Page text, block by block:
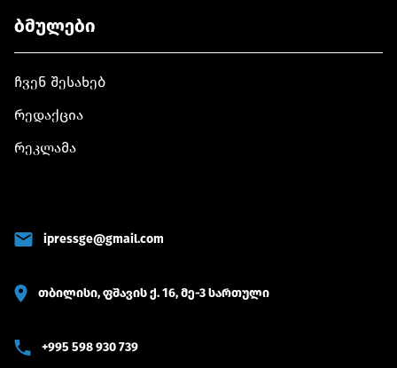
ბმულები
ჩვენ შესახებ
რედაქცია
რეკლამა
ipressge@gmail.com
თბილისი, ფშავის ქ. 16, მე-3 სართული
+995 598 930 739